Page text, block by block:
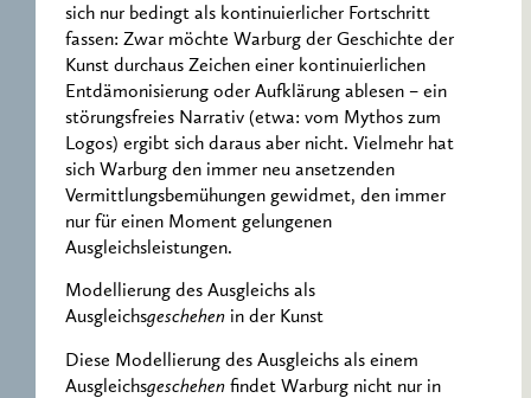
sich nur bedingt als kontinuierlicher Fortschritt
fassen: Zwar möchte Warburg der Geschichte der
Kunst durchaus Zeichen einer kontinuierlichen
Entdämonisierung oder Aufklärung ablesen – ein
störungsfreies Narrativ (etwa: vom Mythos zum
Logos) ergibt sich daraus aber nicht. Vielmehr hat
sich Warburg den immer neu ansetzenden
Vermittlungsbemühungen gewidmet, den immer
nur für einen Moment gelungenen
Ausgleichsleistungen.
Modellierung des Ausgleichs als
Ausgleichsgeschehen in der Kunst
Diese Modellierung des Ausgleichs als einem
Ausgleichsgeschehen findet Warburg nicht nur in